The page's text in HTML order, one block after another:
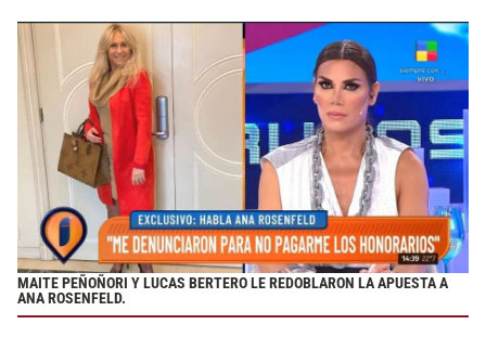
MAITE PEÑOÑORI Y LUCAS BERTERO LE REDOBLARON LA APUESTA A
ANA ROSENFELD.